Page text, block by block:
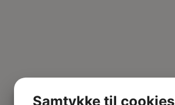
Samtykke til cookies